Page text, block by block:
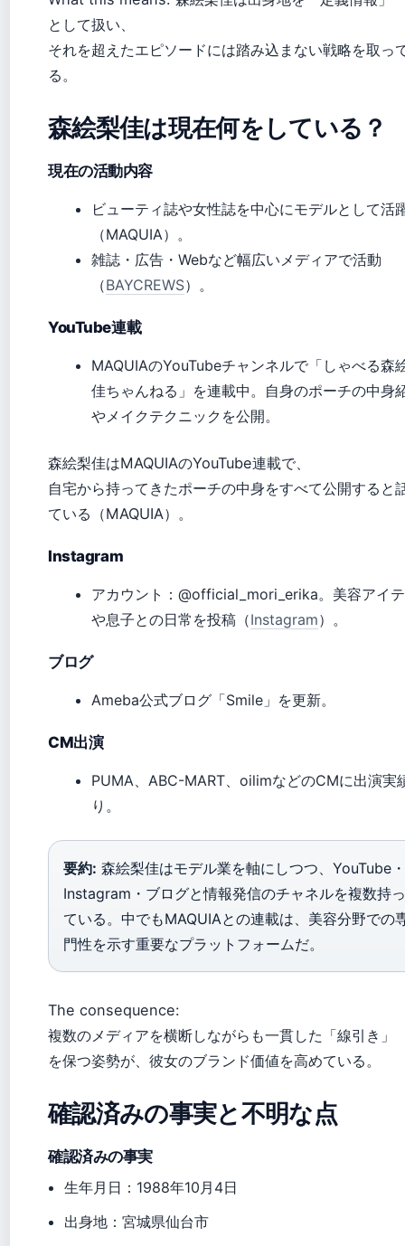
として扱い、
それを超えたエピソードには踏み込まない戦略を取っ
る。
森絵梨佳は現在何をしている？
現在の活動内容
ビューティ誌や女性誌を中心にモデルとして活
（MAQUIA）。
雑誌・広告・Webなど幅広いメディアで活動
（BAYCREWS）。
YouTube連載
MAQUIAのYouTubeチャンネルで「しゃべる森
佳ちゃんねる」を連載中。自身のポーチの中身
やメイクテクニックを公開。
森絵梨佳はMAQUIAのYouTube連載で、
自宅から持ってきたポーチの中身をすべて公開すると
ている（MAQUIA）。
Instagram
アカウント：@official_mori_erika。美容アイ
や息子との日常を投稿（Instagram）。
ブログ
Ameba公式ブログ「Smile」を更新。
CM出演
PUMA、ABC-MART、oilimなどのCMに出演実
り。
要約: 森絵梨佳はモデル業を軸にしつつ、YouTube・
Instagram・ブログと情報発信のチャネルを複数持っ
ている。中でもMAQUIAとの連載は、美容分野での
門性を示す重要なプラットフォームだ。
The consequence:
複数のメディアを横断しながらも一貫した「線引き」
を保つ姿勢が、彼女のブランド価値を高めている。
確認済みの事実と不明な点
確認済みの事実
生年月日：1988年10月4日
出身地：宮城県仙台市